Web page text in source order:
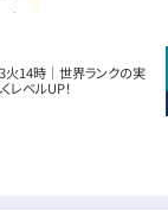
14時｜世界ランクの実
レベルUP！